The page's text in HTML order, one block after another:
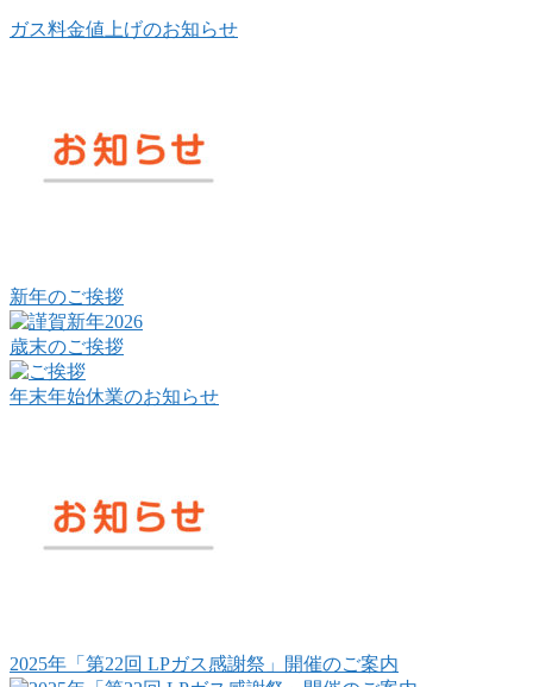
ガス料金値上げのお知らせ
新年のご挨拶
歳末のご挨拶
年末年始休業のお知らせ
2025年「第22回 LPガス感謝祭」開催のご案内